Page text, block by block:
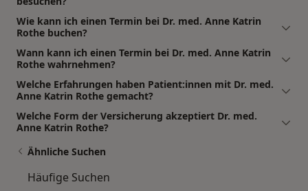
Wie kann ich einen Termin bei Dr. med. Anne Katrin
Rothe buchen?
Wann kann ich einen Termin bei Dr. med. Anne Katrin
Rothe wahrnehmen?
Welche Erfahrungen haben Patient:innen mit Dr. med.
Anne Katrin Rothe gemacht?
Welche Form der Versicherung akzeptiert Dr. med.
Anne Katrin Rothe?
Ähnliche Suchen
Häufige Suchen